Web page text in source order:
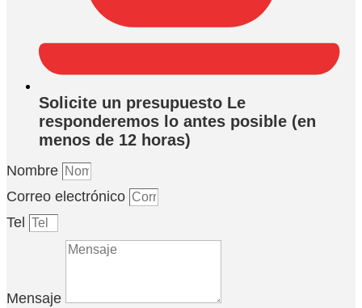
Solicite un presupuesto Le
responderemos lo antes posible (en
menos de 12 horas)
Nombre
Correo electrónico
Tel
Mensaje